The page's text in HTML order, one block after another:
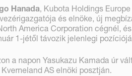
Hanada, Kubota Holdings
és elnöke, új
America Corporation cégnél,
1-jétől távozik jelenlegi
a napon Yasukazu Kamada úr
Kverneland AS elnöki posztján.